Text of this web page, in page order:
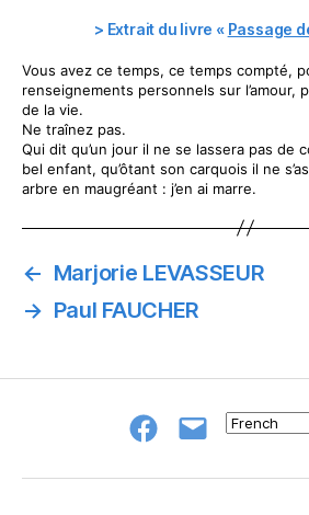
> Extrait du livre « Passage
Vous avez ce temps, ce temps compté,
renseignements personnels sur l’amour,
de la vie.
Ne traînez pas.
Qui dit qu’un jour il ne se lassera pas de
bel enfant, qu’ôtant son carquois il ne
arbre en maugréant : j’en ai marre.
← Marjorie LEVASSEUR
→ Paul FAUCHER
Groupe
NeL
E-
à